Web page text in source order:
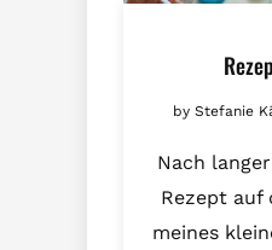
byStefanie
Nach
Rezept auf
meines